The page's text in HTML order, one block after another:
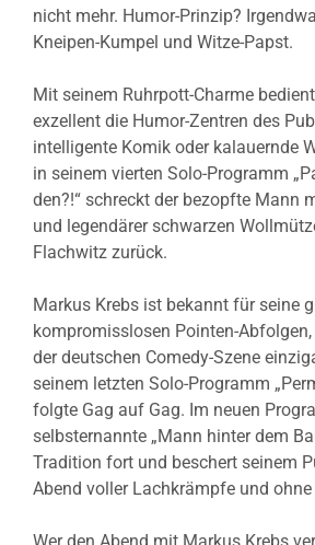
nicht mehr. Humor-Prinzip?
Kneipen-Kumpel und Witze-Papst.
Mit seinem Ruhrpott-Charme
exzellent die Humor-Zentren des
intelligente Komik oder kalauernde
in seinem vierten Solo-Programm
den?!“ schreckt der bezopfte Mann
und legendärer schwarzen
Flachwitz zurück.
Markus Krebs ist bekannt für seine
kompromisslosen Pointen-
der deutschen Comedy-Szene
seinem letzten Solo-Programm
folgte Gag auf Gag. Im neuen
selbsternannte „Mann hinter dem
Tradition fort und beschert seinem
Abend voller Lachkrämpfe und